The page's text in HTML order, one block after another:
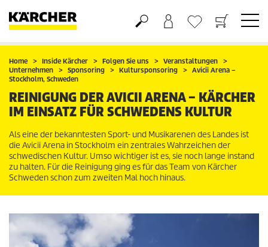
Warenkorb
Wunschliste
Home Inside Kärcher Folgen Sie uns
Veranstaltungen
Unternehmen
Sponsoring Kultursponsoring
Avicii Arena –
Stockholm, Schweden
REINIGUNG DER AVICII ARENA – KÄRCHER
IM EINSATZ FÜR SCHWEDENS KULTUR
Als eine der bekanntesten Sport- und Musikarenen des Landes ist
die Avicii Arena in Stockholm ein zentrales Wahrzeichen der
schwedischen Kultur. Umso wichtiger ist es, sie noch lange instand
zu halten. Für die Reinigung ging es für das Team von Kärcher
Schweden schon zum zweiten Mal hoch hinaus.